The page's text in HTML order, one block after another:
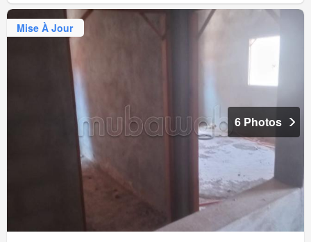
Mise À Jour
6 Photos